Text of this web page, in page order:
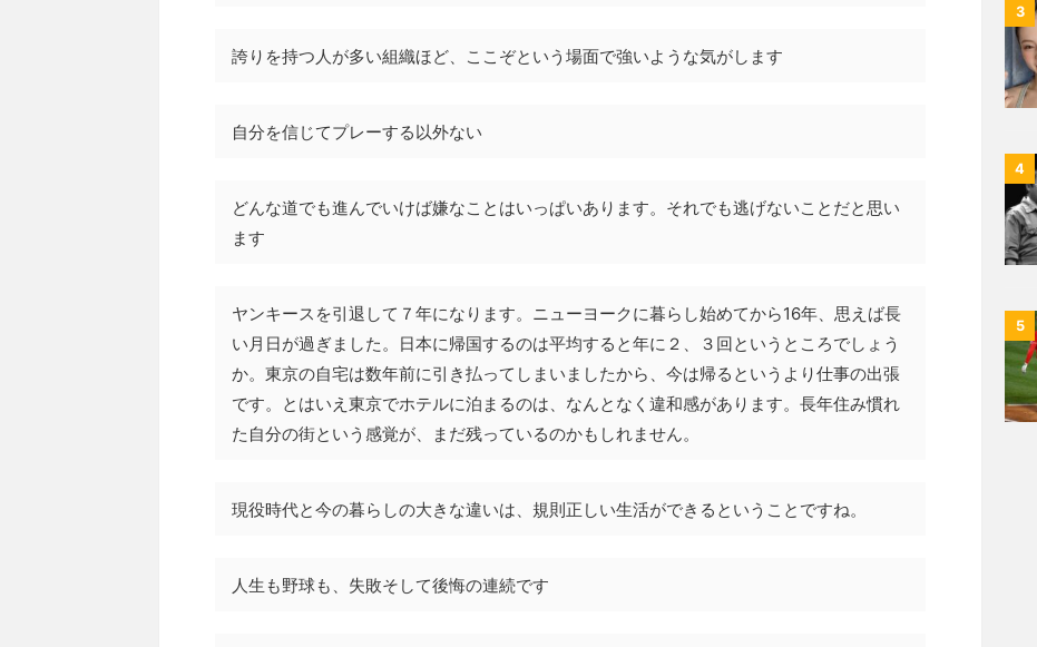
誇りを持つ人が多い組織ほど、ここぞという場面で強いような気がします
自分を信じてプレーする以外ない
どんな道でも進んでいけば嫌なことはいっぱいあります。それでも逃げないことだと思い
ます
ヤンキースを引退して７年になります。ニューヨークに暮らし始めてから16年、思えば長
い月日が過ぎました。日本に帰国するのは平均すると年に２、３回というところでしょう
か。東京の自宅は数年前に引き払ってしまいましたから、今は帰るというより仕事の出張
です。とはいえ東京でホテルに泊まるのは、なんとなく違和感があります。長年住み慣れ
た自分の街という感覚が、まだ残っているのかもしれません。
現役時代と今の暮らしの大きな違いは、規則正しい生活ができるということですね。
人生も野球も、失敗そして後悔の連続です
3
4
5